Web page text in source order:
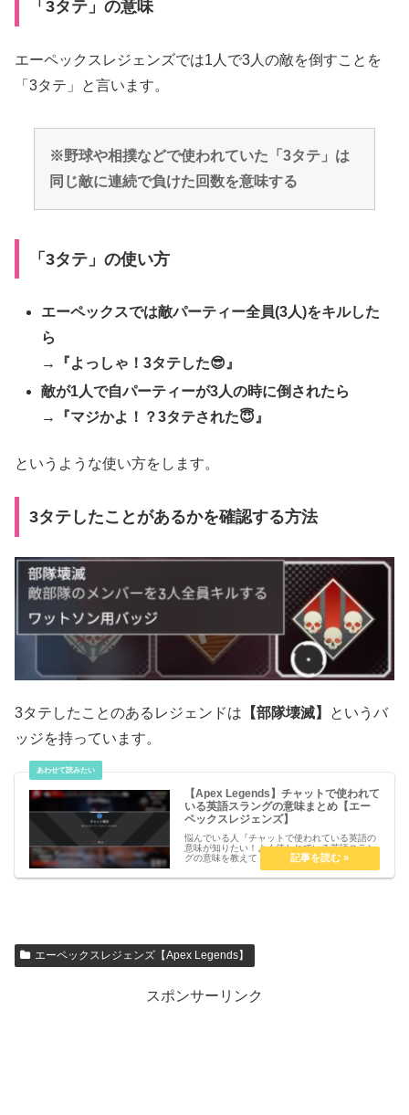
「3タテ」の意味
エーペックスレジェンズでは1人で3人の敵を倒すことを
「3タテ」と言います。
※野球や相撲などで使われていた「3タテ」は
同じ敵に連続で負けた回数を意味する
「3タテ」の使い方
エーペックスでは敵パーティー全員(3人)をキルした
ら
→
『よっしゃ！3タテした😎』
敵が1人で自パーティーが3人の時に倒されたら
→
『マジかよ！？3タテされた😇』
というような使い方をします。
3タテしたことがあるかを確認する方法
3タテしたことのあるレジェンドは 【部隊壊滅】
というバ
ッジを持っています。
【Apex Legends】チャットで使われて
いる英語スラングの意味まとめ【エー
ペックスレジェンズ】
悩んでいる人『チャットで使われている英語の
意味が知りたい！よく使われている英語スラン
グの意味を教えて！』こういった疑問を解決し
ます。【Apex Legends】チャットで使われて
いる英語スラングの意味まとめ【エーペックス
エーペックスレジェンズ【Apex Legends】
スポンサーリンク